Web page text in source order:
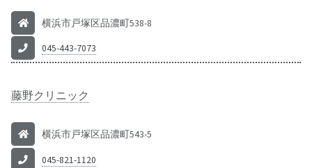
横浜市戸塚区品濃町538-8
045-443-7073
藤野クリニック
横浜市戸塚区品濃町543-5
045-821-1120